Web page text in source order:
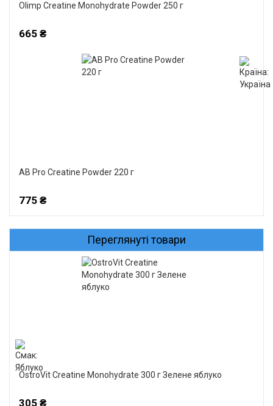
Olimp Creatine Monohydrate Powder 250 г
665 ₴
AB Pro Creatine Powder 220 г
775 ₴
Переглянуті товари
OstroVit Creatine Monohydrate 300 г Зелене яблуко
305 ₴